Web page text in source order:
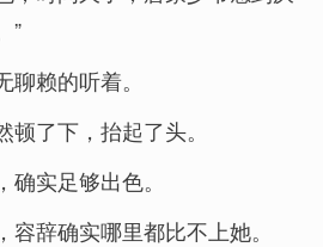
”
赖的听着。
了下，抬起了头。
实足够出色。
辞确实哪里都比不上她。